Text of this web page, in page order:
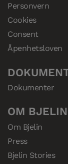
Personvern
Cookies
Consent
Åpenhetsloven
Dokumenter
OM BJELIN
Om Bjelin
Press
Bjelin Stories